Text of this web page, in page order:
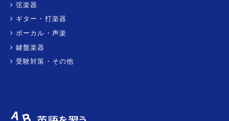
弦楽器
ギター・打楽器
ボーカル・声楽
鍵盤楽器
受験対策・その他